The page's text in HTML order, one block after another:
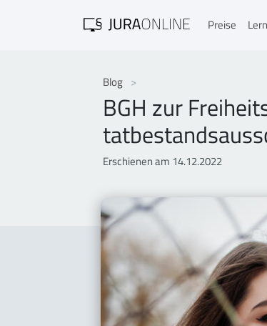
Preise
Blog
BGH zur
Erschienen am 14.12.2022